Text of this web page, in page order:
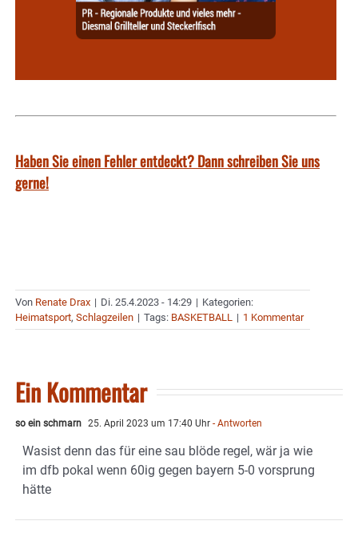
Haben Sie einen Fehler entdeckt? Dann schreiben Sie uns
gerne!
Von Renate Drax | Di. 25.4.2023 - 14:29 | Kategorien:
Heimatsport, Schlagzeilen | Tags: BASKETBALL | 1 Kommentar
Ein Kommentar
so ein schmarn 25. April 2023 um 17:40 Uhr - Antworten
Wasist denn das für eine sau blöde regel, wär ja wie
im dfb pokal wenn 60ig gegen bayern 5-0 vorsprung
hätte